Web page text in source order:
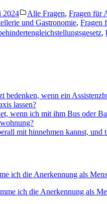
2024
Veröffentlicht
in
Alle Fragen, Fragen für
und Gastronomie, Fragen
,
bedenken, wenn ein
lassen?
wenn ich mit ihm Bus oder
mit hinnehmen kannst,
ich die Anerkennung als
ich die Anerkennung als